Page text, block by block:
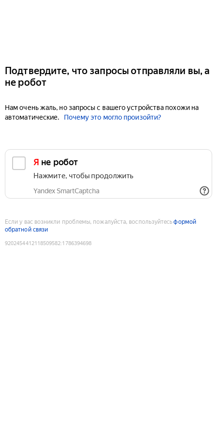
Подтвердите, что запросы отправляли вы, а
не робот
Нам очень жаль, но запросы с вашего устройства похожи на
автоматические.
Почему это могло произойти?
Я не робот
Нажмите, чтобы продолжить
Yandex SmartCaptcha
Если у вас возникли проблемы, пожалуйста, воспользуйтесьформой
обратной связи
9202454412118509582:1786394698